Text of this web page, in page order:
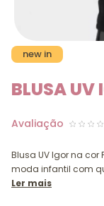
new in
BLUSA UV
Blusa UV Igor na cor
moda infantil com
Ler mais